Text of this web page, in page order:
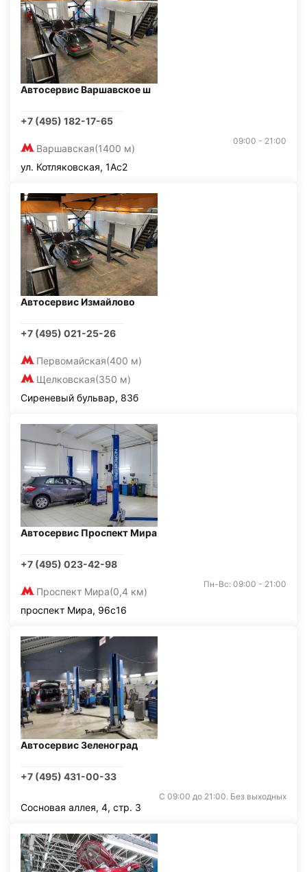
Автосервис Варшавское ш
+7 (495) 182-17-65
Варшавская(1400 м)
09:00 - 21:00
ул. Котляковская, 1Ас2
Автосервис Измайлово
+7 (495) 021-25-26
Первомайская(400 м)
Щелковская(350 м)
Сиреневый бульвар, 83б
Автосервис Проспект Мира
+7 (495) 023-42-98
Проспект Мира(0,4 км)
Пн-Вс: 09:00 - 21:00
проспект Мира, 96с16
Автосервис Зеленоград
+7 (495) 431-00-33
С 09:00 до 21:00. Без выходных
Сосновая аллея, 4, стр. 3